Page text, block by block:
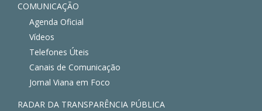
COMUNICAÇÃO
Agenda Oficial
Vídeos
Telefones Úteis
Canais de Comunicação
Jornal Viana em Foco
RADAR DA TRANSPARÊNCIA PÚBLICA